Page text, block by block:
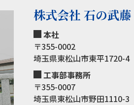
株式会社 石の武藤
本社
〒355-0002
埼玉県東松山市東平1720-4
工事部事務所
〒355-0007
埼玉県東松山市野田1110-3